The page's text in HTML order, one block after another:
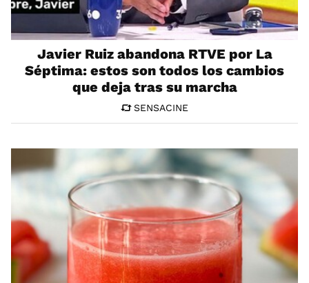
Javier Ruiz abandona RTVE por La
Séptima: estos son todos los cambios
que deja tras su marcha
SENSACINE